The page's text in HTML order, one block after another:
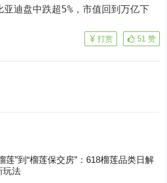
51 赞
打赏
莲”到“榴莲保交房”：618榴莲品类日解
玩法